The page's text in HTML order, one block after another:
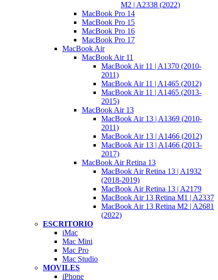
M2 | A2338 (2022)
MacBook Pro 14
MacBook Pro 15
MacBook Pro 16
MacBook Pro 17
MacBook Air
MacBook Air 11
MacBook Air 11 | A1370 (2010-
2011)
MacBook Air 11 | A1465 (2012)
MacBook Air 11 | A1465 (2013-
2015)
MacBook Air 13
MacBook Air 13 | A1369 (2010-
2011)
MacBook Air 13 | A1466 (2012)
MacBook Air 13 | A1466 (2013-
2017)
MacBook Air Retina 13
MacBook Air Retina 13 | A1932
(2018-2019)
MacBook Air Retina 13 | A2179
MacBook Air 13 Retina M1 | A2337
MacBook Air 13 Retina M2 | A2681
(2022)
ESCRITORIO
iMac
Mac Mini
Mac Pro
Mac Studio
MOVILES
iPhone